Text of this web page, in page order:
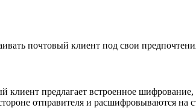
почтовый клиент под свои
предлагает встроенное
отправителя и расшифровываются на